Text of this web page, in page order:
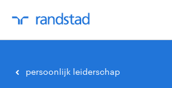
persoonlijk leiderschap